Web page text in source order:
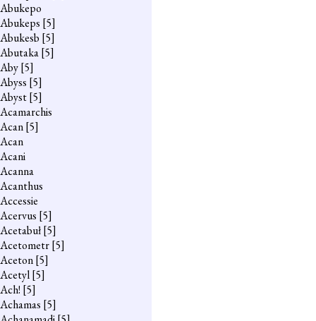
Abukepo
Abukeps [5]
Abukesb [5]
Abutaka[5]
Aby[5]
Abyss [5]
Abyst[5]
Acamarchis
Acan[5]
Acan
Acani
Acanna
Acanthus
Accessie
Acervus [5]
Acetabuł[5]
Acetometr[5]
Aceton[5]
Acetyl[5]
Ach! [5]
Achamas [5]